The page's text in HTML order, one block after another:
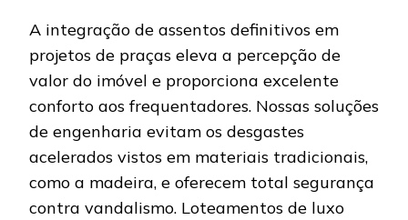
A integração de assentos definitivos em
projetos de praças eleva a percepção de
valor do imóvel e proporciona excelente
conforto aos frequentadores. Nossas soluções
de engenharia evitam os desgastes
acelerados vistos em materiais tradicionais,
como a madeira, e oferecem total segurança
contra vandalismo. Loteamentos de luxo